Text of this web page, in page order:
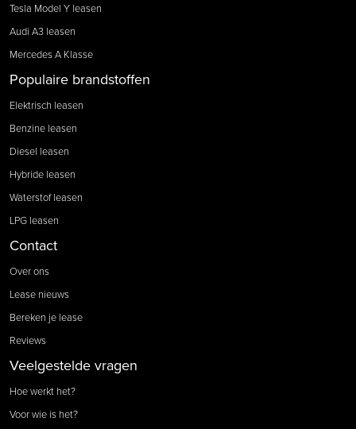
Tesla Model Y leasen
Audi A3 leasen
Mercedes A Klasse
Populaire brandstoffen
Elektrisch leasen
Benzine leasen
Diesel leasen
Hybride leasen
Waterstof leasen
LPG leasen
Contact
Over ons
Lease nieuws
Bereken je lease
Reviews
Veelgestelde vragen
Hoe werkt het?
Voor wie is het?